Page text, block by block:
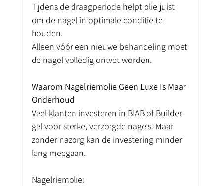
Tijdens de draagperiode helpt olie juist
om de nagel in optimale conditie te
houden.
Alleen vóór een nieuwe behandeling moet
de nagel volledig ontvet worden.
Waarom Nagelriemolie Geen Luxe Is Maar
Onderhoud
Veel klanten investeren in BIAB of Builder
gel voor sterke, verzorgde nagels. Maar
zonder nazorg kan de investering minder
lang meegaan.
Nagelriemolie: